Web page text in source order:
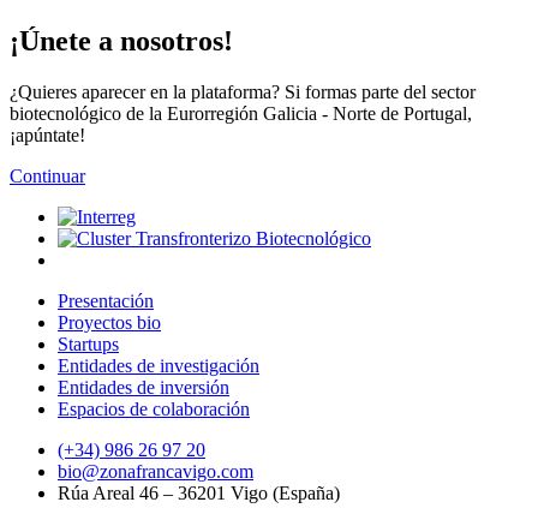
¡Únete a nosotros!
¿Quieres aparecer en la plataforma? Si formas parte del sector
biotecnológico de la Eurorregión Galicia - Norte de Portugal,
¡apúntate!
Continuar
Presentación
Proyectos bio
Startups
Entidades de investigación
Entidades de inversión
Espacios de colaboración
(+34) 986 26 97 20
bio@zonafrancavigo.com
Rúa Areal 46 – 36201 Vigo (España)